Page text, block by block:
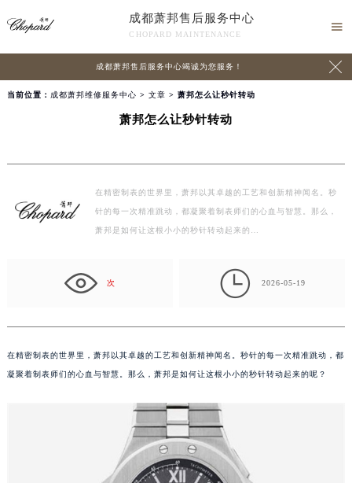
成都萧邦售后服务中心
CHOPARD MAINTENANCE

成都萧邦售后服务中心竭诚为您服务！ 
当前位置： 成都萧邦维修服务中心 > 文章 > 萧邦怎么让秒针转动
萧邦怎么让秒针转动
在精密制表的世界里，萧邦以其卓越的工艺和创新精神闻名。秒
针的每一次精准跳动，都凝聚着制表师们的心血与智慧。那么，
萧邦是如何让这根小小的秒针转动起来的…
次  2026-05-19
在精密制表的世界里，萧邦以其卓越的工艺和创新精神闻名。秒针的每一次精准跳动，都
凝聚着制表师们的心血与智慧。那么，萧邦是如何让这根小小的秒针转动起来的呢？